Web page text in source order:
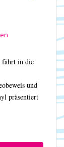
fährt in die
und
präsentiert